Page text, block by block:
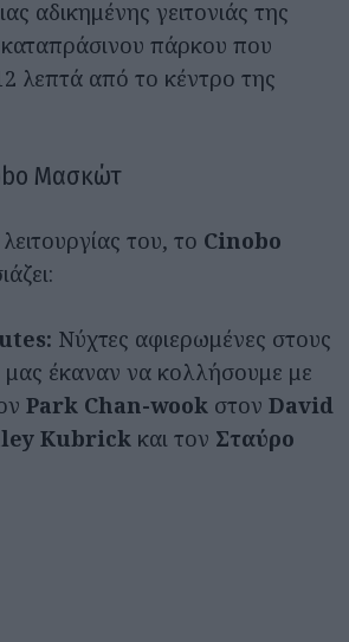
αδικημένης γειτονιάς της
πάρκου που
λεπτά από το κέντρο της
Μασκώτ
του, το Cinobo
Νύχτες αφιερωμένες στους
μας έκαναν να κολλήσουμε με
Park Chan-wook στον David
Kubrick και τον Σταύρο